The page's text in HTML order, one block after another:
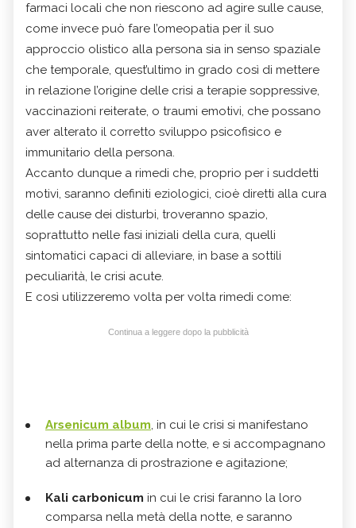
farmaci locali che non riescono ad agire sulle cause,
come invece può fare l’omeopatia per il suo
approccio olistico alla persona sia in senso spaziale
che temporale, quest’ultimo in grado così di mettere
in relazione l’origine delle crisi a terapie soppressive,
vaccinazioni reiterate, o traumi emotivi, che possano
aver alterato il corretto sviluppo psicofisico e
immunitario della persona.
Accanto dunque a rimedi che, proprio per i suddetti
motivi, saranno definiti eziologici, cioè diretti alla cura
delle cause dei disturbi, troveranno spazio,
soprattutto nelle fasi iniziali della cura, quelli
sintomatici capaci di alleviare, in base a sottili
peculiarità, le crisi acute.
E così utilizzeremo volta per volta rimedi come:
Continua a leggere dopo la pubblicità
Arsenicum album, in cui le crisi si manifestano
nella prima parte della notte, e si accompagnano
ad alternanza di prostrazione e agitazione;
Kali carbonicum in cui le crisi faranno la loro
comparsa nella metà della notte, e saranno